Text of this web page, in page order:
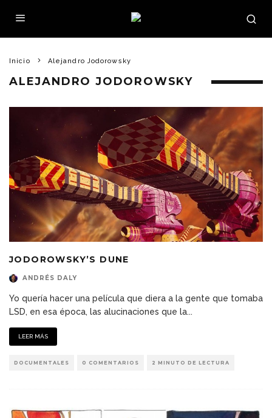
Inicio Alejandro Jodorowsky
ALEJANDRO JODOROWSKY
JODOROWSKY’S DUNE
ANDRÉS DALY
Yo quería hacer una película que diera a la gente que tomaba
LSD, en esa época, las alucinaciones que la...
LEER MÁS
DOCUMENTALES 0 COMENTARIOS 2 MINUTO DE LECTURA